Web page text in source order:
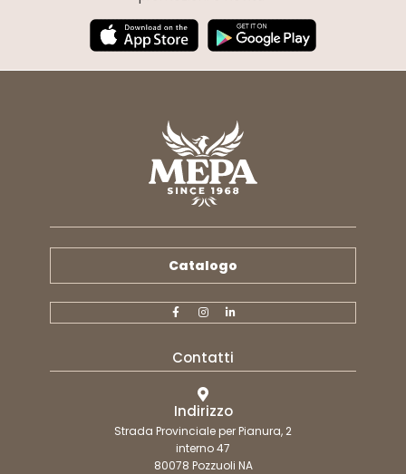
Catalogo
Contatti
Indirizzo
Strada Provinciale per Pianura, 2
interno 47
80078 Pozzuoli NA